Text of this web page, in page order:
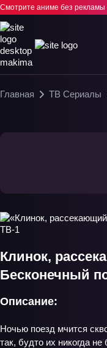
Смотрите аниме без рекламы
Главная ТВ Сериалы
Клинок,
Бесконечный
Описание:
Ночью поезд мчится
так, будто их никогда